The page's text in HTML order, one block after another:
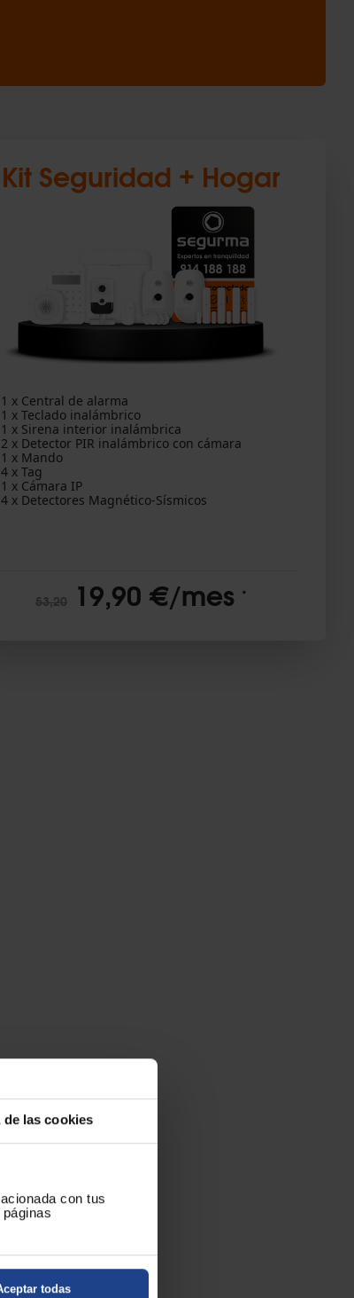
de las cookies
con tus
todas
Kit Seguridad + Hogar
1 x Central de alarma
1 x Teclado inalámbrico
1 x Sirena interior inalámbrica
2 x Detector PIR inalámbrico con cámara
1 x Mando
4 x Tag
1 x Cámara IP
4 x Detectores Magnético-Sísmicos
53,20 19,90 €/mes *